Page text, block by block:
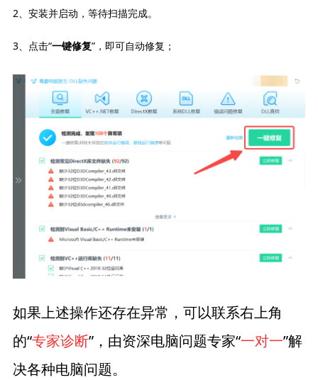
2、安装并启动，等待扫描完成。
3、点击“一键修复”，即可自动修复；
如果上述操作还存在异常，可以联系右上角
的“专家诊断”，由资深电脑问题专家“一对一”解
决各种电脑问题。